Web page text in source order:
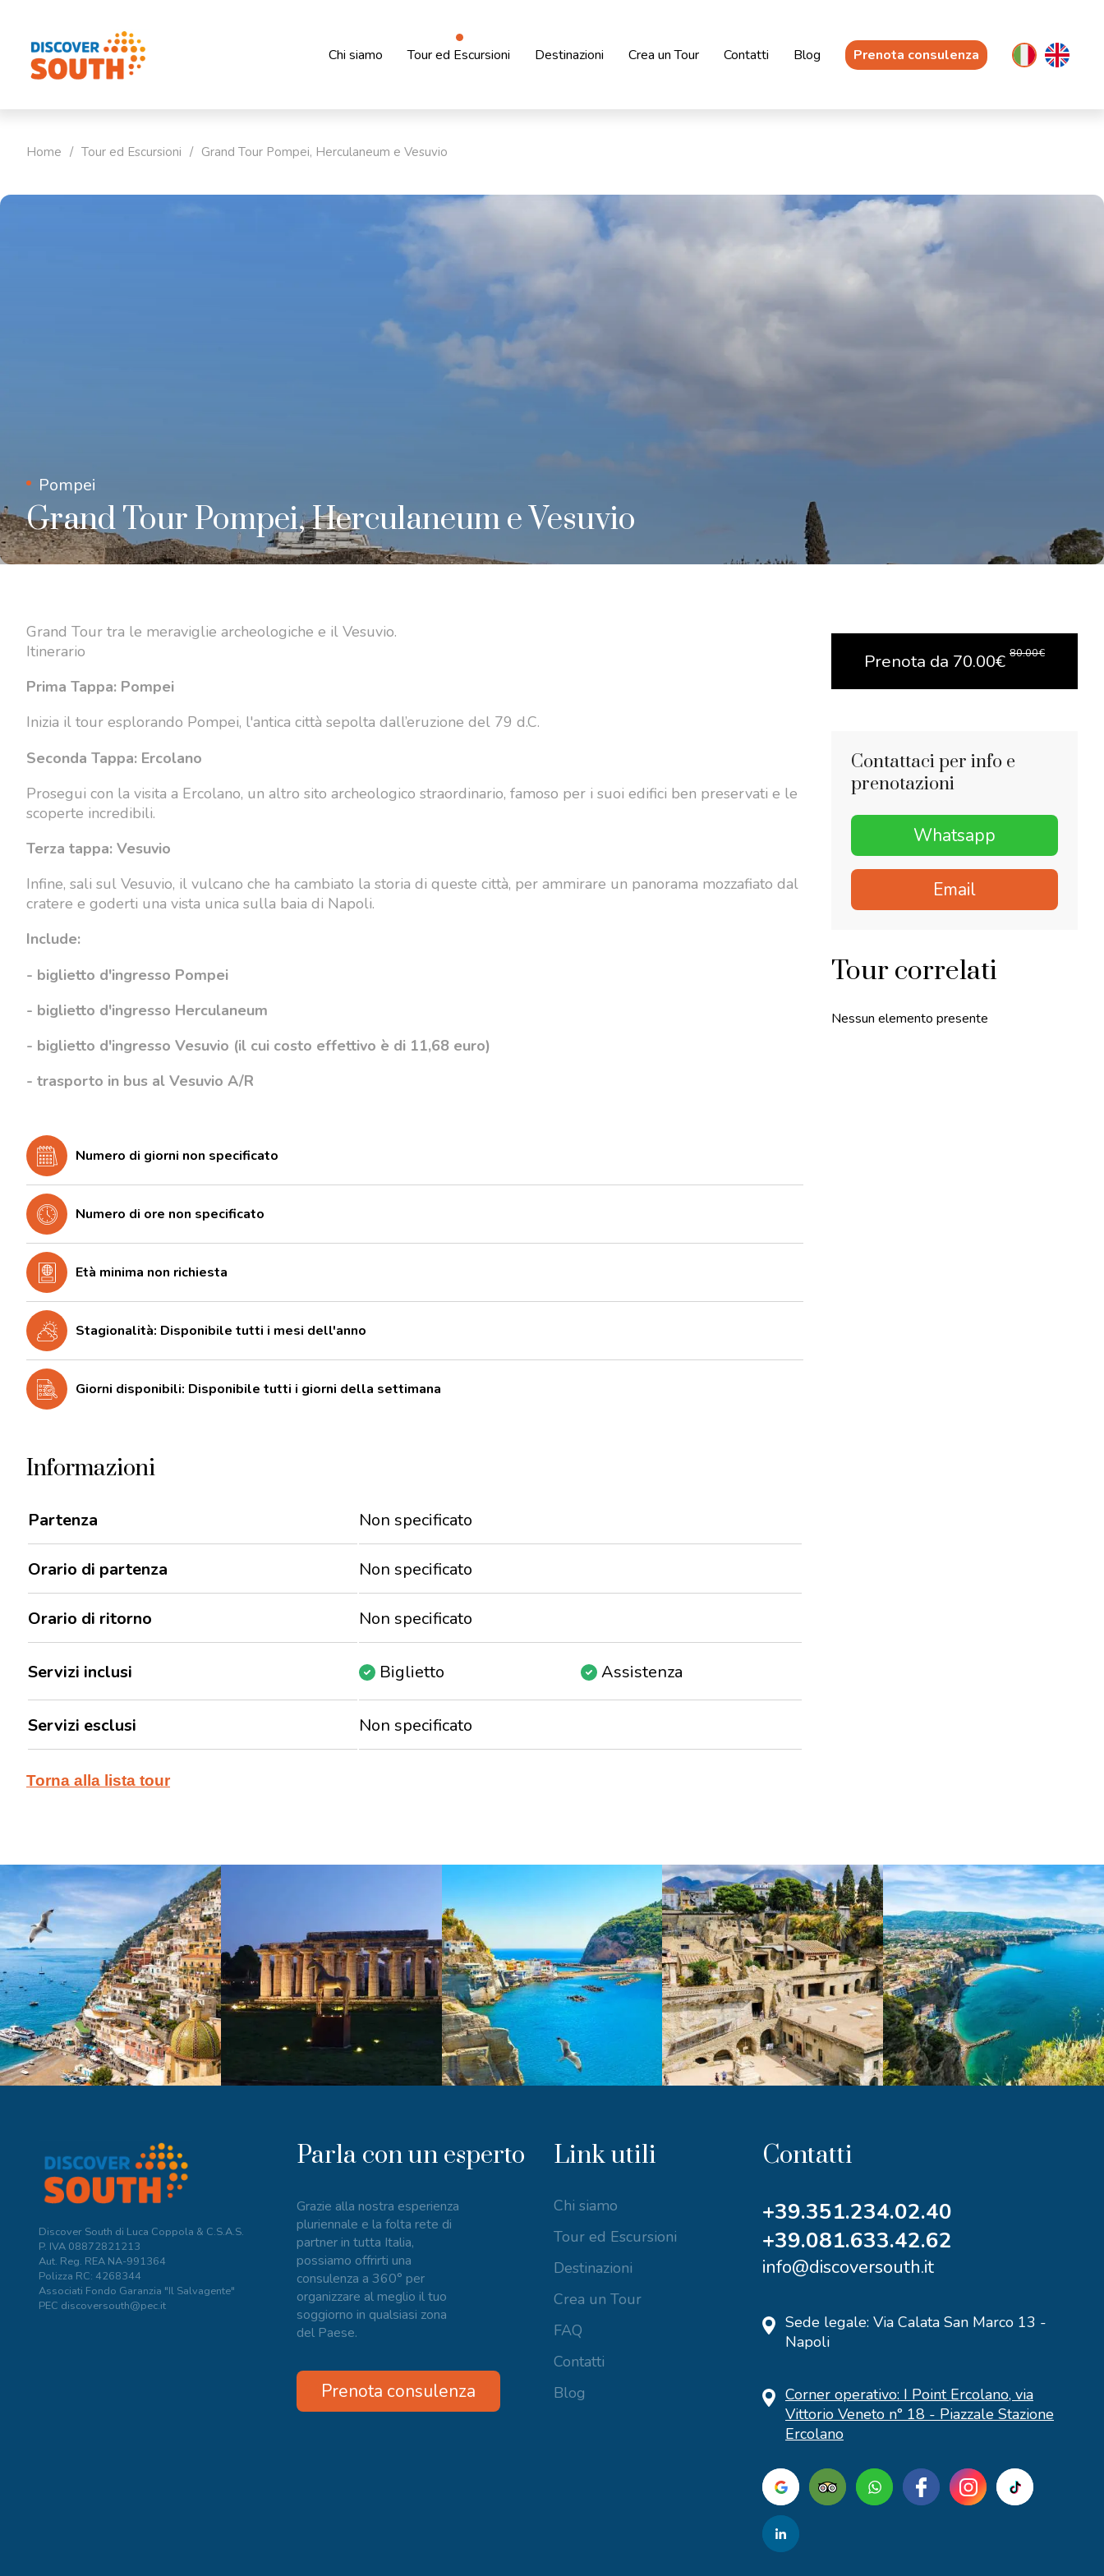
Chi siamo Tour ed Escursioni Destinazioni Crea un Tour Contatti Blog Prenota consulenza
Home / Tour ed Escursioni / Grand Tour Pompei, Herculaneum e Vesuvio
Pompei
Grand Tour Pompei, Herculaneum e Vesuvio
Grand Tour tra le meraviglie archeologiche e il Vesuvio.
Itinerario
Prima Tappa: Pompei
Inizia il tour esplorando Pompei, l'antica città sepolta dall’eruzione del 79 d.C.
Seconda Tappa: Ercolano
Prosegui con la visita a Ercolano, un altro sito archeologico straordinario, famoso per i suoi edifici ben preservati e le
scoperte incredibili.
Terza tappa: Vesuvio
Infine, sali sul Vesuvio, il vulcano che ha cambiato la storia di queste città, per ammirare un panorama mozzafiato dal
cratere e goderti una vista unica sulla baia di Napoli.
Include:
- biglietto d'ingresso Pompei
- biglietto d'ingresso Herculaneum
- biglietto d'ingresso Vesuvio (il cui costo effettivo è di 11,68 euro)
- trasporto in bus al Vesuvio A/R
Numero di giorni non specificato
Numero di ore non specificato
Età minima non richiesta
Stagionalità: Disponibile tutti i mesi dell'anno
Giorni disponibili: Disponibile tutti i giorni della settimana
Informazioni
Partenza Non specificato
Orario di partenza Non specificato
Orario di ritorno Non specificato
Servizi inclusi Biglietto Assistenza
Servizi esclusi Non specificato
Torna alla lista tour
Prenota da 70.00€ 80.00€
Contattaci per info e
prenotazioni
Whatsapp
Email
Tour correlati
Nessun elemento presente
Discover South di Luca Coppola & C.S.A.S.
P. IVA 08872821213
Aut. Reg. REA NA-991364
Polizza RC: 4268344
Associati Fondo Garanzia "Il Salvagente"
PEC discoversouth@pec.it
Parla con un esperto
Grazie alla nostra esperienza
pluriennale e la folta rete di
partner in tutta Italia,
possiamo offrirti una
consulenza a 360° per
organizzare al meglio il tuo
soggiorno in qualsiasi zona
del Paese.
Prenota consulenza
Link utili
Chi siamo
Tour ed Escursioni
Destinazioni
Crea un Tour
FAQ
Contatti
Blog
Contatti
+39.351.234.02.40
+39.081.633.42.62
info@discoversouth.it
Sede legale: Via Calata San Marco 13 -
Napoli
Corner operativo: I Point Ercolano, via
Vittorio Veneto n° 18 - Piazzale Stazione
Ercolano